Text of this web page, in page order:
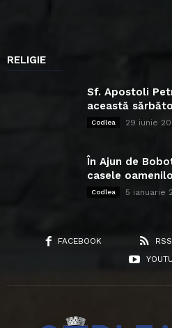
RELIGIE
Sf. Apostoli
această
Codlea 29 iunie
În Ajun de
casele
Codlea 5 ianuarie
FACEBOOK RSS